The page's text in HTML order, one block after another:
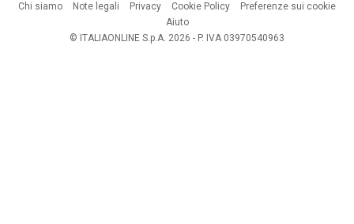
Chi siamo Note legali Privacy Cookie Policy
Preferenze sui cookie
Aiuto
© ITALIAONLINE S.p.A. 2026 - P. IVA 03970540963